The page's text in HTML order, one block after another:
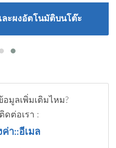
ละผงอัตโนมัติบนโต๊ะ
มูลเพิ่มเติมไหม?
ดต่อเรา :
ค่า::อีเมล